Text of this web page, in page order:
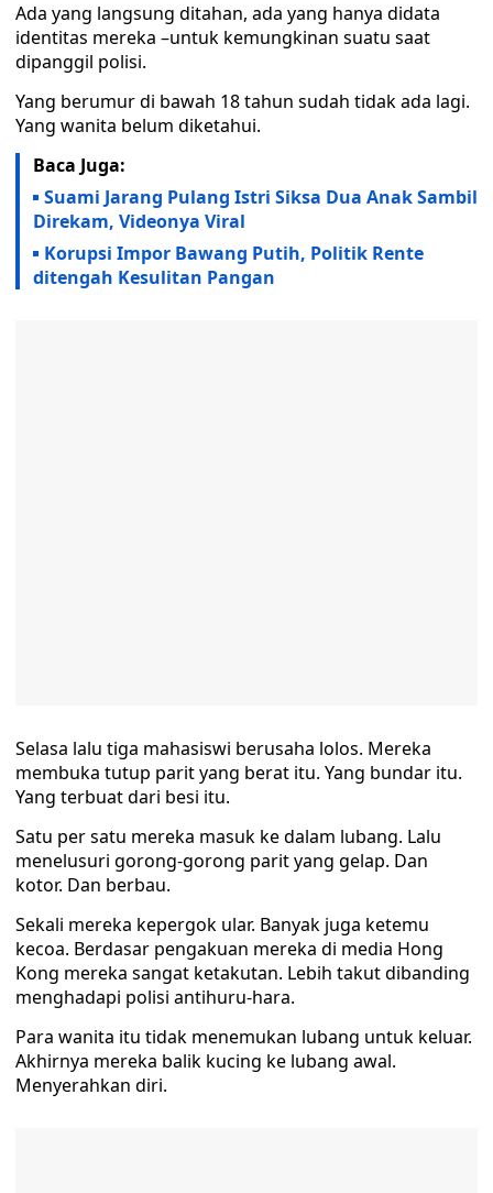
Ada yang langsung ditahan, ada yang hanya didata
identitas mereka –untuk kemungkinan suatu saat
dipanggil polisi.
Yang berumur di bawah 18 tahun sudah tidak ada lagi.
Yang wanita belum diketahui.
Baca Juga:
Suami Jarang Pulang Istri Siksa Dua Anak Sambil
Direkam, Videonya Viral
Korupsi Impor Bawang Putih, Politik Rente
ditengah Kesulitan Pangan
Selasa lalu tiga mahasiswi berusaha lolos. Mereka
membuka tutup parit yang berat itu. Yang bundar itu.
Yang terbuat dari besi itu.
Satu per satu mereka masuk ke dalam lubang. Lalu
menelusuri gorong-gorong parit yang gelap. Dan
kotor. Dan berbau.
Sekali mereka kepergok ular. Banyak juga ketemu
kecoa. Berdasar pengakuan mereka di media Hong
Kong mereka sangat ketakutan. Lebih takut dibanding
menghadapi polisi antihuru-hara.
Para wanita itu tidak menemukan lubang untuk keluar.
Akhirnya mereka balik kucing ke lubang awal.
Menyerahkan diri.